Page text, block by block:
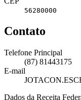
56280000
Contato
Telefone Principal
(87) 81443175
E-mail
Dados da Receita